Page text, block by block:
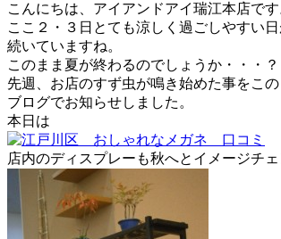
こんにちは、アイアンドアイ瑞江本店です
ここ２・３日とても涼しく過ごしやすい
続いていますね。
このまま夏が終わるのでしょうか・・・？
先週、お店のすず虫が鳴き始めた事をこの
ブログでお知らせしました。
本日は
店内のディスプレーも秋へとイメージチェ